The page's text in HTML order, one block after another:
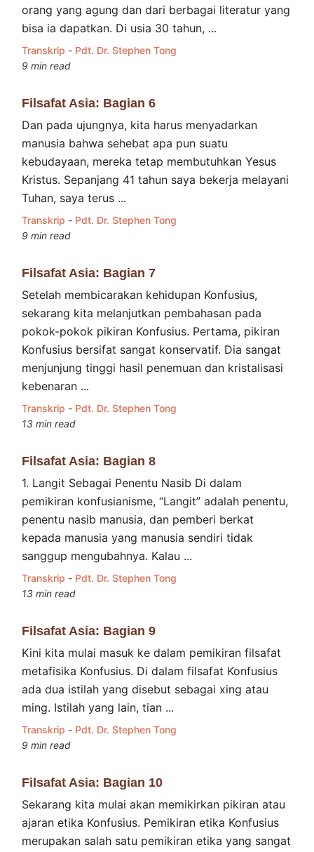
orang yang agung dan dari berbagai literatur yang
bisa ia dapatkan. Di usia 30 tahun, ...
Transkrip - Pdt. Dr. Stephen Tong
9 min read
Filsafat Asia: Bagian 6
Dan pada ujungnya, kita harus menyadarkan
manusia bahwa sehebat apa pun suatu
kebudayaan, mereka tetap membutuhkan Yesus
Kristus. Sepanjang 41 tahun saya bekerja melayani
Tuhan, saya terus ...
Transkrip - Pdt. Dr. Stephen Tong
9 min read
Filsafat Asia: Bagian 7
Setelah membicarakan kehidupan Konfusius,
sekarang kita melanjutkan pembahasan pada
pokok-pokok pikiran Konfusius. Pertama, pikiran
Konfusius bersifat sangat konservatif. Dia sangat
menjunjung tinggi hasil penemuan dan kristalisasi
kebenaran ...
Transkrip - Pdt. Dr. Stephen Tong
13 min read
Filsafat Asia: Bagian 8
1. Langit Sebagai Penentu Nasib Di dalam
pemikiran konfusianisme, “Langit” adalah penentu,
penentu nasib manusia, dan pemberi berkat
kepada manusia yang manusia sendiri tidak
sanggup mengubahnya. Kalau ...
Transkrip - Pdt. Dr. Stephen Tong
13 min read
Filsafat Asia: Bagian 9
Kini kita mulai masuk ke dalam pemikiran filsafat
metafisika Konfusius. Di dalam filsafat Konfusius
ada dua istilah yang disebut sebagai xing atau
ming. Istilah yang lain, tian ...
Transkrip - Pdt. Dr. Stephen Tong
9 min read
Filsafat Asia: Bagian 10
Sekarang kita mulai akan memikirkan pikiran atau
ajaran etika Konfusius. Pemikiran etika Konfusius
merupakan salah satu pemikiran etika yang sangat